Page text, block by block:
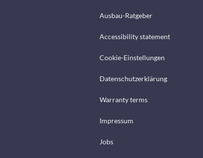
Ausbau-Ratgeber
Accessibility statement
Cookie-Einstellungen
Datenschutzerklärung
Warranty terms
Impressum
Jobs